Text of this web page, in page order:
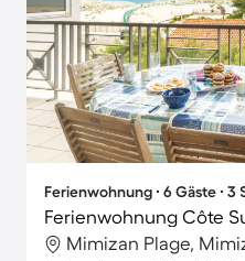
Ferienwohnung ∙ 6 Gäste ∙
Ferienwohnung Côte
Mimizan Plage,